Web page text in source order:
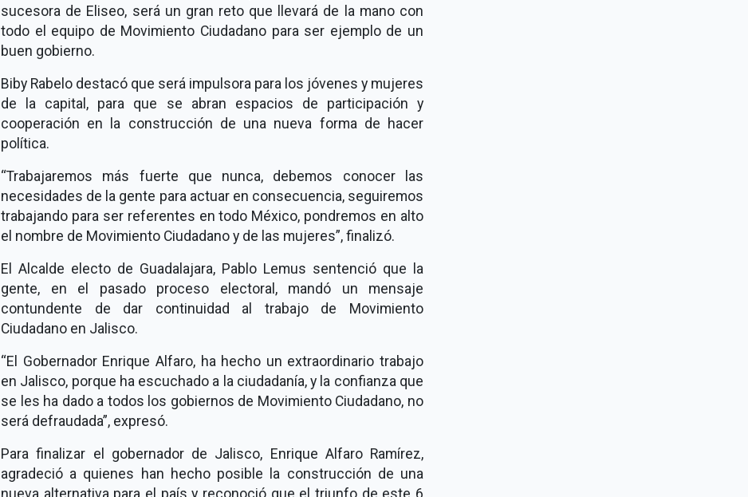
sucesora de Eliseo, será un gran reto que llevará de la mano con
todo el equipo de Movimiento Ciudadano para ser ejemplo de un
buen gobierno.
Biby Rabelo destacó que será impulsora para los jóvenes y mujeres
de la capital, para que se abran espacios de participación y
cooperación en la construcción de una nueva forma de hacer
política.
“Trabajaremos más fuerte que nunca, debemos conocer las
necesidades de la gente para actuar en consecuencia, seguiremos
trabajando para ser referentes en todo México, pondremos en alto
el nombre de Movimiento Ciudadano y de las mujeres”, finalizó.
El Alcalde electo de Guadalajara, Pablo Lemus sentenció que la
gente, en el pasado proceso electoral, mandó un mensaje
contundente de dar continuidad al trabajo de Movimiento
Ciudadano en Jalisco.
“El Gobernador Enrique Alfaro, ha hecho un extraordinario trabajo
en Jalisco, porque ha escuchado a la ciudadanía, y la confianza que
se les ha dado a todos los gobiernos de Movimiento Ciudadano, no
será defraudada”, expresó.
Para finalizar el gobernador de Jalisco, Enrique Alfaro Ramírez,
agradeció a quienes han hecho posible la construcción de una
nueva alternativa para el país y reconoció que el triunfo de este 6